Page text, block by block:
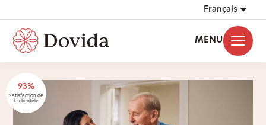
Français
MENU
93%
Satisfaction de
la clientèle